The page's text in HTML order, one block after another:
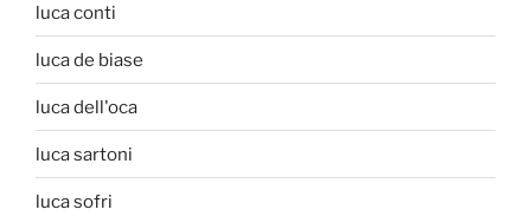
luca conti
luca de biase
luca dell'oca
luca sartoni
luca sofri